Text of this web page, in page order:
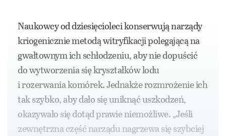
Naukowcy od dziesięcioleci konserwują narządy
kriogenicznie metodą witryfikacji polegającą na
gwałtownym ich schłodzeniu, aby nie dopuścić
do wytworzenia się kryształków lodu
i rozerwania komórek. Jednakże rozmrożenie ich
tak szybko, aby dało się uniknąć uszkodzeń,
okazywało się dotąd prawie niemożliwe. „Jeśli
zewnętrzna część narządu nagrzewa się szybciej